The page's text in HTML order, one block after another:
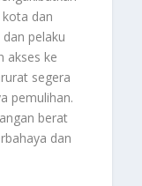
dan
pelaku
akses ke
segera
pemulihan.
berat
dan